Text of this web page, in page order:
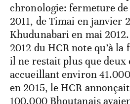
chronologie: fermeture
2011, de Timai en janvier
Khudunabari en mai
2012 du HCR note qu’à la
il ne restait plus que deux
accueillant environ
en 2015, le HCR
100.000 Bhoutanais